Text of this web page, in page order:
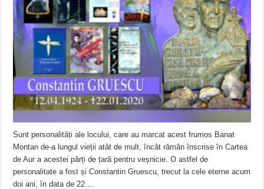
Miresme de lavandă, mentă și flori de vară și râsete de copii la Carașova VIDEO
ANUNȚ OPRIRE APĂ în Reșița – avarie – 04.08.2026 – str. Văliugului și
Sunt personalități ale locului, care au marcat acest frumos Banat
Montan de-a lungul vieții atât de mult, încât rămân înscrise în Cartea
de Aur a acestei părți de țară pentru veșnicie. O astfel de
personalitate a fost și Constantin Gruescu, trecut la cele eterne acum
doi ani, în data de 22 …